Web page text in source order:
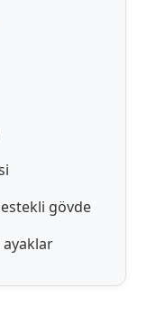
gövde
ayaklar